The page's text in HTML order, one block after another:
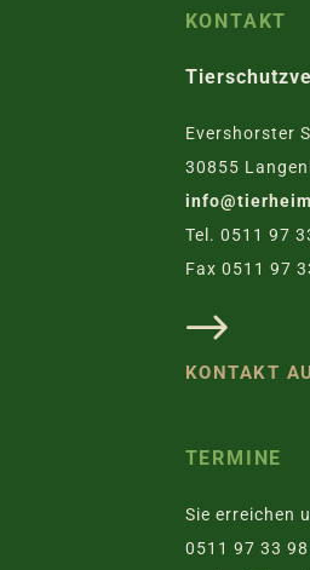
KONTAKT
Evershorster
30855
Tel. 0511 97
Fax 0511 97
KONTAKT
TERMINE
Sie erreichen
0511 97 33 98